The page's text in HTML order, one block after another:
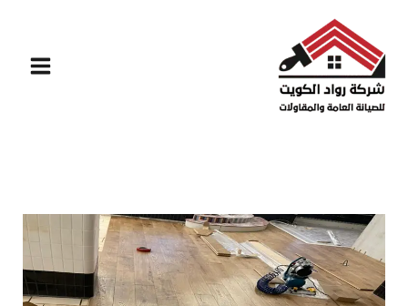
المحتوى